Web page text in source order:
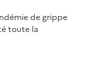
de grippe
toute la